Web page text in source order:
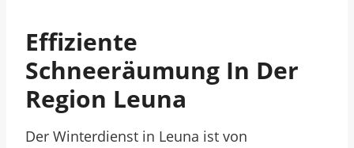
Effiziente
Schneeräumung In Der
Region Leuna
Der Winterdienst in Leuna ist von